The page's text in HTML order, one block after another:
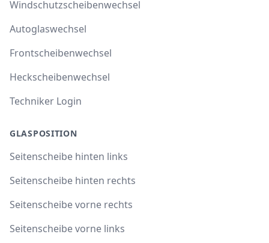
Windschutzscheibenwechsel
Autoglaswechsel
Frontscheibenwechsel
Heckscheibenwechsel
Techniker Login
GLASPOSITION
Seitenscheibe hinten links
Seitenscheibe hinten rechts
Seitenscheibe vorne rechts
Seitenscheibe vorne links